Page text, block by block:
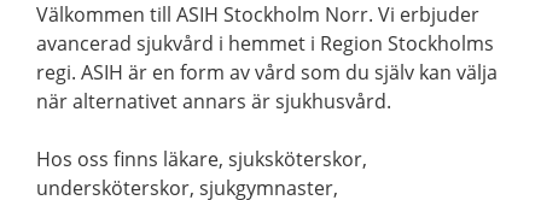
Välkommen till ASIH Stockholm Norr. Vi erbjuder
avancerad sjukvård i hemmet i Region Stockholms
regi. ASIH är en form av vård som du själv kan välja
när alternativet annars är sjukhusvård.
Hos oss finns läkare, sjuksköterskor,
undersköterskor, sjukgymnaster,